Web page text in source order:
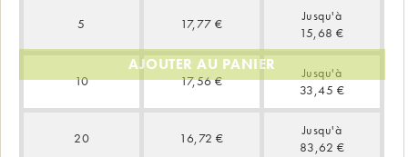
5 17,77 €
Jusqu'à
15,68 €
10 17,56 €
Jusqu'à
33,45 €
20 16,72 €
Jusqu'à
83,62 €
AJOUTER AU PANIER